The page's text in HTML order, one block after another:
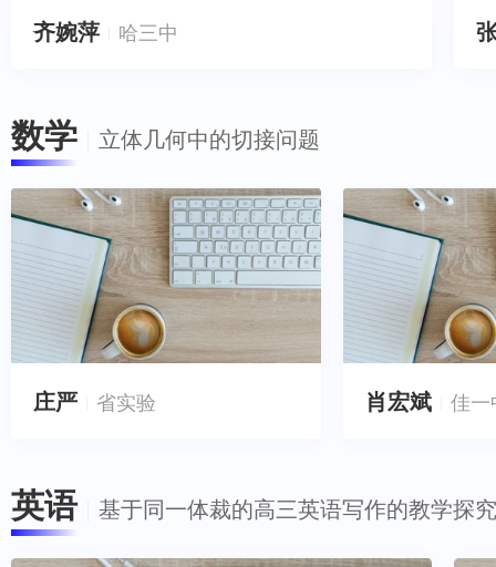
齐婉萍 哈三中
数学 立体几何中的切接问题
庄严 省实验 肖宏斌 佳一
英语 基于同一体裁的高三英语写作的教学探究